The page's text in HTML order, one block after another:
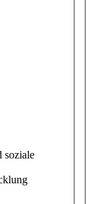
soziale